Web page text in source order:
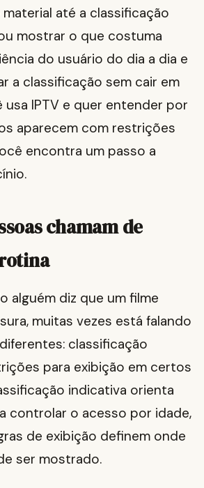
até a classificação
mostrar o que costuma
do usuário do dia a dia e
a classificação sem cair em
usa IPTV e quer entender por
aparecem com restrições
encontra um passo a
chamam de
alguém diz que um filme
muitas vezes está falando
classificação
para exibição em certos
indicativa orienta
controlar o acesso por idade,
de exibição definem onde
ser mostrado.